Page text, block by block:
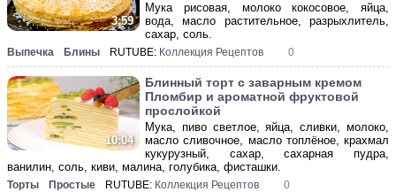
3:59
Мука рисовая, молоко кокосовое, яйца,
вода, масло растительное, разрыхлитель,
сахар, соль.
Выпечка Блины RUTUBE: Коллекция Рецептов 0
10:04
Блинный торт с заварным кремом
Пломбир и ароматной фруктовой
прослойкой
Мука, пиво светлое, яйца, сливки, молоко,
масло сливочное, масло топлёное, крахмал
кукурузный, сахар, сахарная пудра,
ванилин, соль, киви, малина, голубика, фисташки.
Торты Простые RUTUBE: Коллекция Рецептов 0